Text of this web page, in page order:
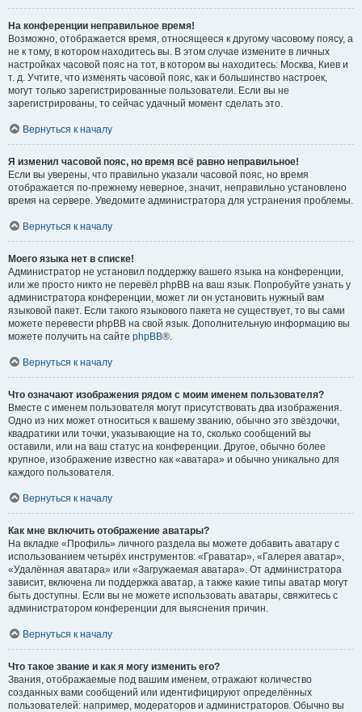
На конференции неправильное время!
Возможно, отображается время, относящееся к другому часовому поясу, а
не к тому, в котором находитесь вы. В этом случае измените в личных
настройках часовой пояс на тот, в котором вы находитесь: Москва, Киев и
т. д. Учтите, что изменять часовой пояс, как и большинство настроек,
могут только зарегистрированные пользователи. Если вы не
зарегистрированы, то сейчас удачный момент сделать это.
Вернуться к началу
Я изменил часовой пояс, но время всё равно неправильное!
Если вы уверены, что правильно указали часовой пояс, но время
отображается по-прежнему неверное, значит, неправильно установлено
время на сервере. Уведомите администратора для устранения проблемы.
Вернуться к началу
Моего языка нет в списке!
Администратор не установил поддержку вашего языка на конференции,
или же просто никто не перевёл phpBB на ваш язык. Попробуйте узнать у
администратора конференции, может ли он установить нужный вам
языковой пакет. Если такого языкового пакета не существует, то вы сами
можете перевести phpBB на свой язык. Дополнительную информацию вы
можете получить на сайте phpBB®.
Вернуться к началу
Что означают изображения рядом с моим именем пользователя?
Вместе с именем пользователя могут присутствовать два изображения.
Одно из них может относиться к вашему званию, обычно это звёздочки,
квадратики или точки, указывающие на то, сколько сообщений вы
оставили, или на ваш статус на конференции. Другое, обычно более
крупное, изображение известно как «аватара» и обычно уникально для
каждого пользователя.
Вернуться к началу
Как мне включить отображение аватары?
На вкладке «Профиль» личного раздела вы можете добавить аватару с
использованием четырёх инструментов: «Граватар», «Галерея аватар»,
«Удалённая аватара» или «Загружаемая аватара». От администратора
зависит, включена ли поддержка аватар, а также какие типы аватар могут
быть доступны. Если вы не можете использовать аватары, свяжитесь с
администратором конференции для выяснения причин.
Вернуться к началу
Что такое звание и как я могу изменить его?
Звания, отображаемые под вашим именем, отражают количество
созданных вами сообщений или идентифицируют определённых
пользователей: например, модераторов и администраторов. Обычно вы